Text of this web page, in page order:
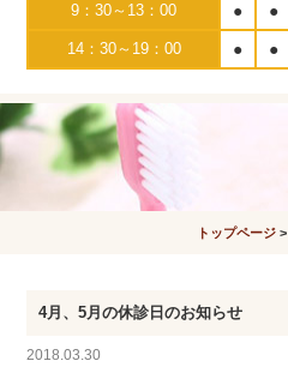
9：30～13：00 ● ●
14：30～19：00 ● ●
トップページ>
4月、5月の休診日のお知らせ
2018.03.30